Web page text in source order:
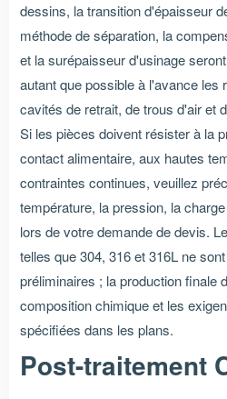
dessins, la transition d'épaisseur
méthode de séparation, la
et la surépaisseur d'usinage
autant que possible à l'avance les
cavités de retrait, de trous d'air et
Si les pièces doivent résister à la
contact alimentaire, aux hautes
contraintes continues, veuillez
température, la pression, la
lors de votre demande de devis.
telles que 304, 316 et 316L ne
préliminaires ; la production finale
composition chimique et les
spécifiées dans les plans.
Post-traitement